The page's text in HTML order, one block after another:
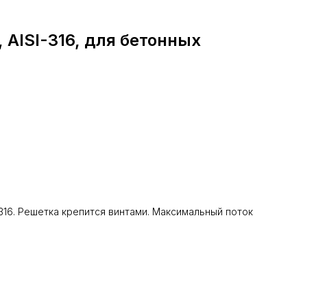
316, для бетонных
Решетка крепится винтами. Максимальный поток